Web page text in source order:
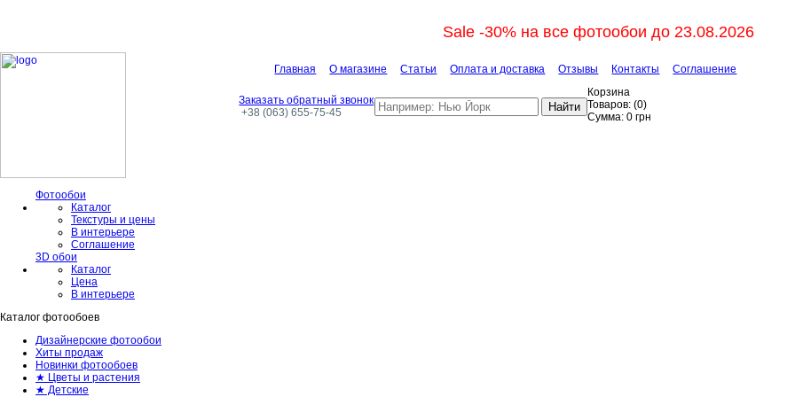
Sale -30% на все фотообои до 23.08.2026
Главная О магазине Статьи Оплата и доставка Отзывы Контакты Соглашение
Заказать обратный звонок
+38 (063) 655-75-45
Найти
Корзина
Товаров: (0)
Сумма: 0 грн
Фотообои
Каталог
Текстуры и цены
В интерьере
Соглашение
3D обои
Каталог
Цена
В интерьере
Каталог фотообоев
Дизайнерские фотообои
Хиты продаж
Новинки фотообоев
★ Цветы и растения
★ Детские